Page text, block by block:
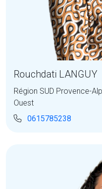
Rouchdati LANGUY
Région SUD Provence-
Ouest
0615785238